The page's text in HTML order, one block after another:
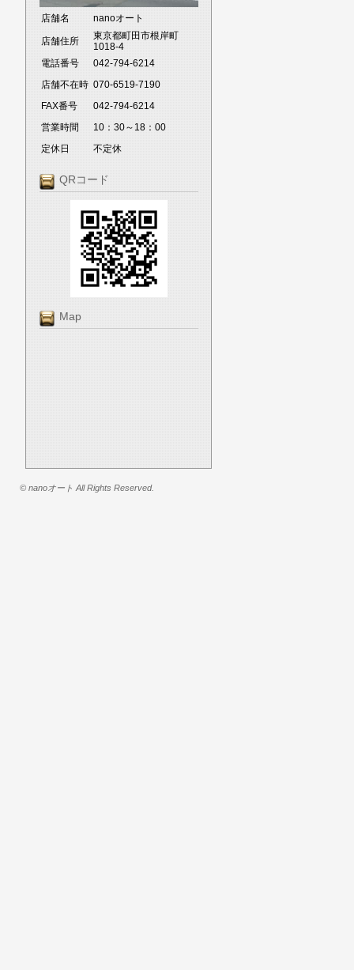
店舗名 nanoオート
店舗住所
東京都町田市根岸町
1018-4
電話番号
042-794-6214
店舗不在時 070-6519-7190
FAX番号
042-794-6214
営業時間
10：30～18：00
定休日
不定休
QRコード
Map
© nanoオート All Rights Reserved.